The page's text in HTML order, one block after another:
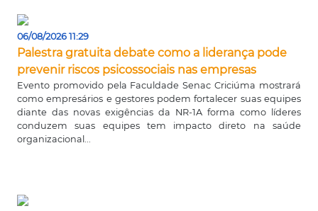
06/08/2026 11:29
Palestra gratuita debate como a liderança pode
prevenir riscos psicossociais nas empresas
Evento promovido pela Faculdade Senac Criciúma mostrará
como empresários e gestores podem fortalecer suas equipes
diante das novas exigências da NR-1A forma como líderes
conduzem suas equipes tem impacto direto na saúde
organizacional...